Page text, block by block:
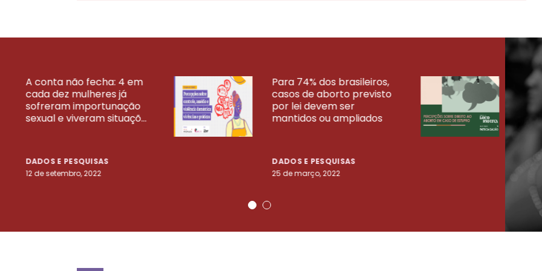
A conta não fecha: 4 em
cada dez mulheres já
sofreram importunação
sexual e viveram situaçõ...
DADOS E PESQUISAS
12 de setembro, 2022
Para 74% dos brasileiros,
casos de aborto previsto
por lei devem ser
mantidos ou ampliados
DADOS E PESQUISAS
25 de março, 2022
23
VEJA MAIS PESQUISAS